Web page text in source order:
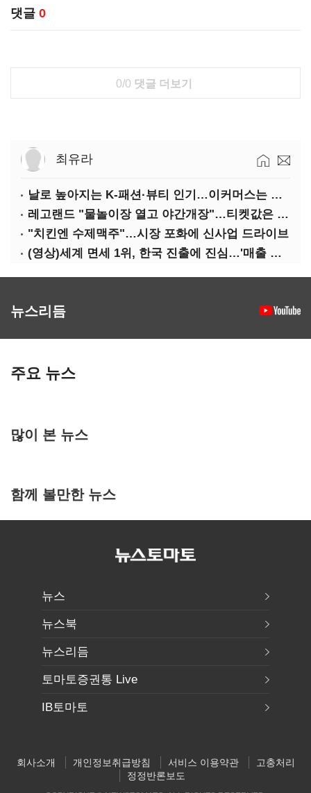
댓글 0
0/0 댓글 더보기
최유라
날로 높아지는 K-패션·뷰티 인기…이커머스는 역직구 키운다
레고랜드 "물놀이장 열고 야간개장"…티켓값은 동결
"치킨엔 수제맥주"…시장 포화에 신사업 드라이브
(영상)세계 면세 1위, 한국 진출에 진심…'매출 증빙' 물어봤다
뉴스리듬
주요 뉴스
많이 본 뉴스
함께 볼만한 뉴스
뉴스
뉴스북
뉴스리듬
토마토증권통 Live
IB토마토
회사소개 개인정보취급방침 서비스 이용약관
고충처리
정정반론보도